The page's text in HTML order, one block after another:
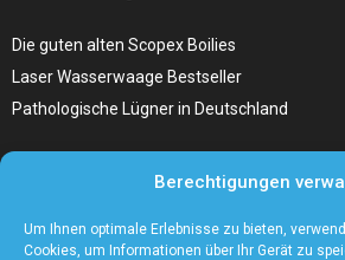
Berechtigungen
Um Ihnen optimale Erlebnisse zu bieten,
Cookies, um Informationen über Ihr Gerät zu
Die guten alten Scopex Boilies
Laser Wasserwaage Bestseller
Pathologische Lügner in Deutschland
Die Kunst, Handbücher zu schreiben
Wieso ein Handstaubsauger unentbehrlich